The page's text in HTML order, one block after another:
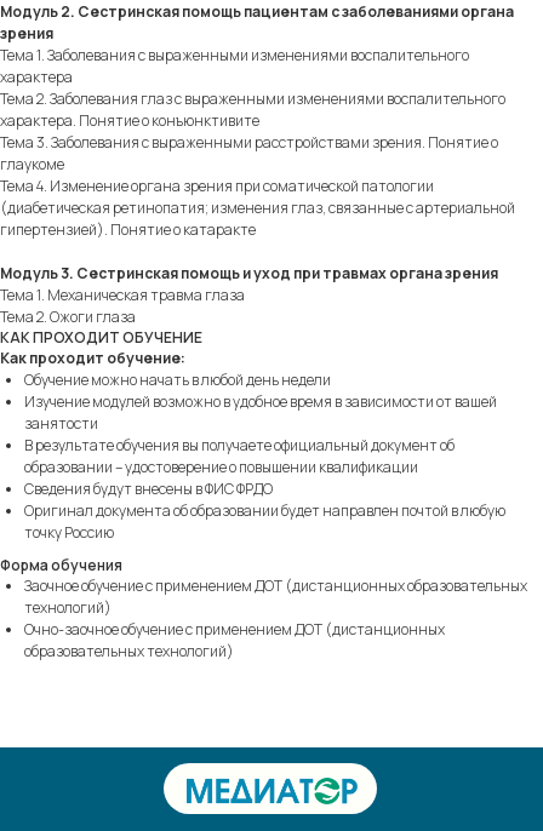
Модуль 2. Сестринская помощь пациентам с заболеваниями органа
зрения
Тема 1. Заболевания с выраженными изменениями воспалительного
характера
Тема 2. Заболевания глаз с выраженными изменениями воспалительного
характера. Понятие о конъюнктивите
Тема 3. Заболевания с выраженными расстройствами зрения. Понятие о
глаукоме
Тема 4. Изменение органа зрения при соматической патологии
(диабетическая ретинопатия; изменения глаз, связанные с артериальной
гипертензией). Понятие о катаракте
Модуль 3. Сестринская помощь и уход при травмах органа зрения
Тема 1. Механическая травма глаза
Тема 2. Ожоги глаза
КАК ПРОХОДИТ ОБУЧЕНИЕ
Как проходит обучение:
Обучение можно начать в любой день недели
Изучение модулей возможно в удобное время в зависимости от вашей
занятости
В результате обучения вы получаете официальный документ об
образовании – удостоверение о повышении квалификации
Сведения будут внесены в ФИС ФРДО
Оригинал документа об образовании будет направлен почтой в любую
точку Россию
Форма обучения
Заочное обучение с применением ДОТ (дистанционных образовательных
технологий)
Очно-заочное обучение с применением ДОТ (дистанционных
образовательных технологий)